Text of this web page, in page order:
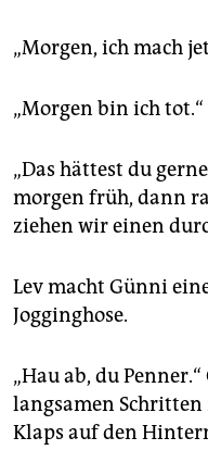
„Morgen, ich mach
„Morgen bin ich tot.“
„Das hättest du
morgen früh, dann
ziehen wir einen
Lev macht Günni
Jogginghose.
„Hau ab, du
langsamen
Klaps auf den